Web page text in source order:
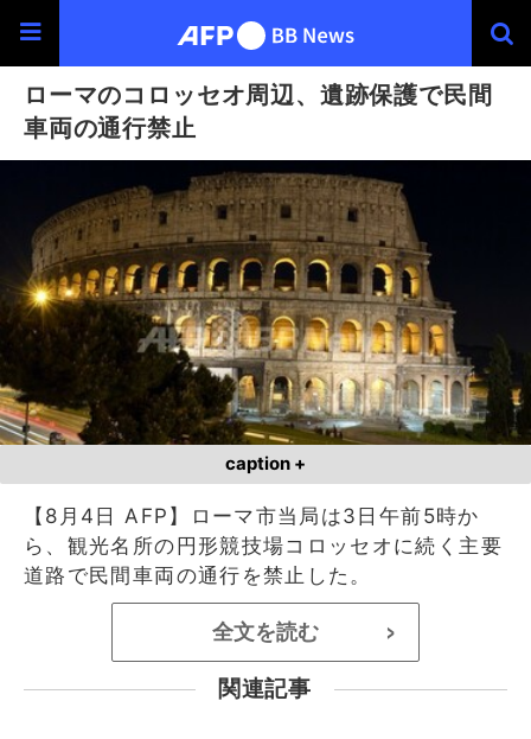
ローマのコロッセオ周辺、遺跡保護で民間
車両の通行禁止
caption +
【8月4日 AFP】ローマ市当局は3日午前5時か
ら、観光名所の円形競技場コロッセオに続く主要
道路で民間車両の通行を禁止した。
全文を読む >
関連記事